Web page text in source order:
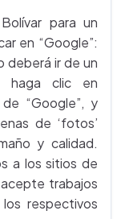
para un
en “Google”:
deberá ir de un
haga clic en
“Google”, y
de ‘fotos’
y calidad.
a los sitios de
trabajos
respectivos